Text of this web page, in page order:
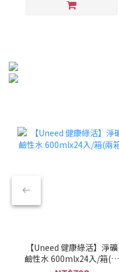
【Uneed 健康綠活】淨礦
鹼性水 600mlx24入/箱(兩